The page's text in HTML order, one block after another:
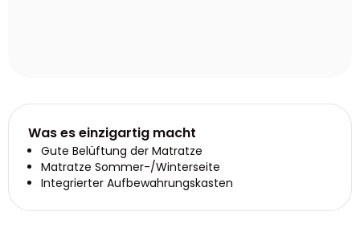
Was es einzigartig macht
Gute Belüftung der Matratze
Matratze Sommer-/Winterseite
Integrierter Aufbewahrungskasten